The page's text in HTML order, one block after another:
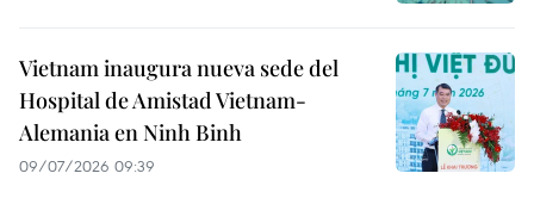
Vietnam inaugura nueva sede del
Hospital de Amistad Vietnam-
Alemania en Ninh Binh
09/07/2026 09:39